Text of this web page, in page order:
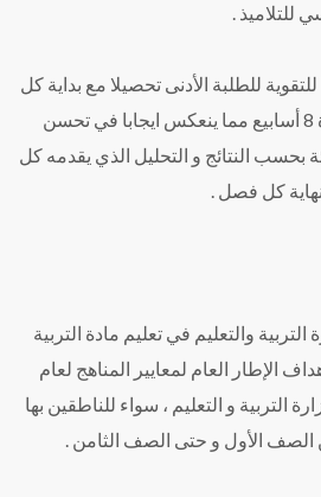
.
للطلبة الأدنى تحصيلا مع بداية كل
فصل دراسي و تستمر مدة 8 أسابيع مما ينعكس ايجابا في تحسن
بحسب النتائج و التحليل الذي يقدمه كل
كل فصل .
والتعليم في تعليم مادة التربية
الإطار العام لمعايير المناهج لعام
التربية و التعليم ، سواء للناطقين بها
الصف الأول و حتى الصف الثامن .